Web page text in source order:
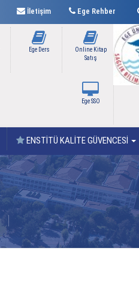
Ege Rehber
İletişim
Online Kitap
Satış
Ege Ders
Ege SSO
ENSTİTÜ KALİTE GÜVENCESİ